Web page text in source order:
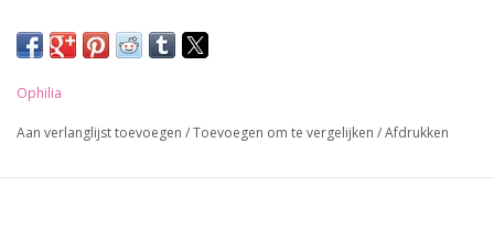
Ophilia
Aan verlanglijst toevoegen /Toevoegen om te vergelijken /Afdrukken